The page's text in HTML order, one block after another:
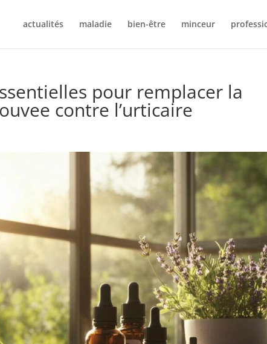
actualités maladie bien-être minceur
pour remplacer la
contre l’urticaire